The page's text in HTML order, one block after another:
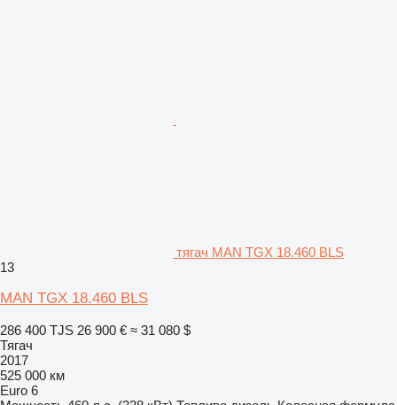
тягач MAN TGX 18.460 BLS
13
MAN TGX 18.460 BLS
286 400 TJS 26 900 € ≈ 31 080 $
Тягач
2017
525 000 км
Euro 6